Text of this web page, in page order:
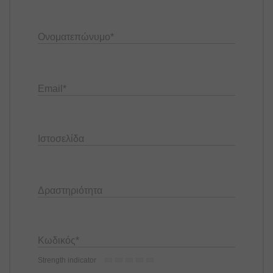
Ονοματεπώνυμο*
Email *
Ιστοσελίδα
Δραστηριότητα
Κωδικός*
Strength indicator